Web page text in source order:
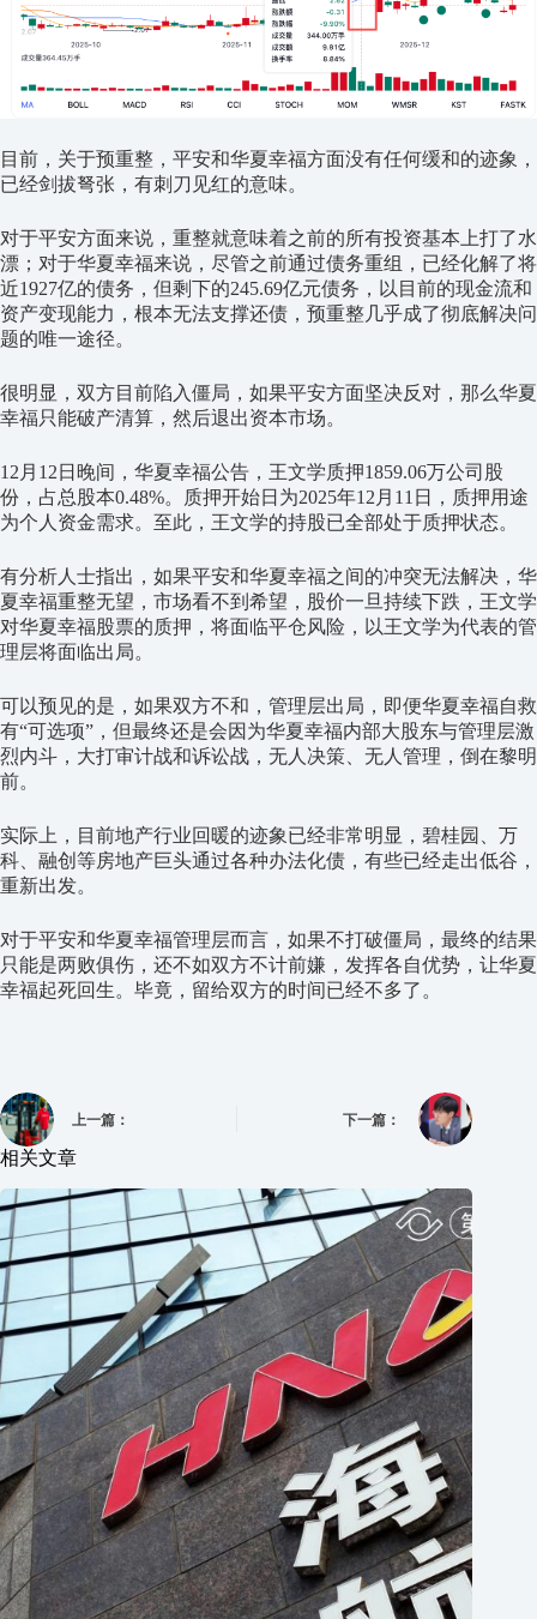
目前，关于预重整，平安和华夏幸福方面没有任何缓和的迹象，
已经剑拔弩张，有刺刀见红的意味。
对于平安方面来说，重整就意味着之前的所有投资基本上打了水
漂；对于华夏幸福来说，尽管之前通过债务重组，已经化解了将
近1927亿的债务，但剩下的245.69亿元债务，以目前的现金流和
资产变现能力，根本无法支撑还债，预重整几乎成了彻底解决问
题的唯一途径。
很明显，双方目前陷入僵局，如果平安方面坚决反对，那么华夏
幸福只能破产清算，然后退出资本市场。
12月12日晚间，华夏幸福公告，王文学质押1859.06万公司股
份，占总股本0.48%。质押开始日为2025年12月11日，质押用途
为个人资金需求。至此，王文学的持股已全部处于质押状态。
有分析人士指出，如果平安和华夏幸福之间的冲突无法解决，华
夏幸福重整无望，市场看不到希望，股价一旦持续下跌，王文学
对华夏幸福股票的质押，将面临平仓风险，以王文学为代表的管
理层将面临出局。
可以预见的是，如果双方不和，管理层出局，即便华夏幸福自救
有“可选项”，但最终还是会因为华夏幸福内部大股东与管理层激
烈内斗，大打审计战和诉讼战，无人决策、无人管理，倒在黎明
前。
实际上，目前地产行业回暖的迹象已经非常明显，碧桂园、万
科、融创等房地产巨头通过各种办法化债，有些已经走出低谷，
重新出发。
对于平安和华夏幸福管理层而言，如果不打破僵局，最终的结果
只能是两败俱伤，还不如双方不计前嫌，发挥各自优势，让华夏
幸福起死回生。毕竟，留给双方的时间已经不多了。
上一篇： 下一篇：
相关文章